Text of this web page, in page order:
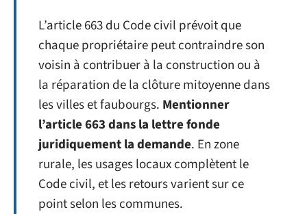
L’article 663 du Code civil prévoit que
chaque propriétaire peut contraindre son
voisin à contribuer à la construction ou à
la réparation de la clôture mitoyenne dans
les villes et faubourgs. Mentionner
l’article 663 dans la lettre fonde
juridiquement la demande. En zone
rurale, les usages locaux complètent le
Code civil, et les retours varient sur ce
point selon les communes.